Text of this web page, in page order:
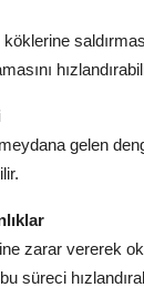
köklerine
gelen
zarar vererek
süreci